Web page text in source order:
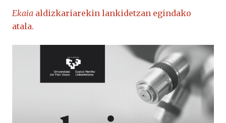
Ekaia aldizkariarekin lankidetzan egindako
atala.